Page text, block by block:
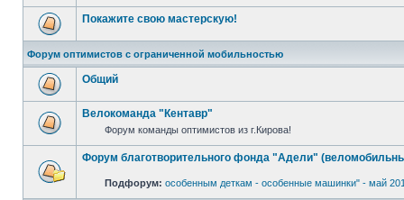
Покажите свою мастерскую!
Форум оптимистов с ограниченной мобильностью
Общий
Велокоманда "Кентавр"
Форум команды оптимистов из г.Кирова!
Форум благотворительного фонда "Адели"
Подфорум: особенным деткам - особенные машинки" - май